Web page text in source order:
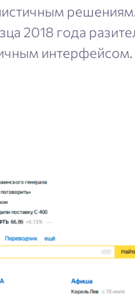
2018 года
интерфейсом.